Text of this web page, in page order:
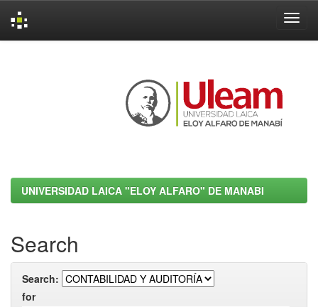
UNIVERSIDAD LAICA "ELOY ALFARO" DE MANABI
Search
Search:
for